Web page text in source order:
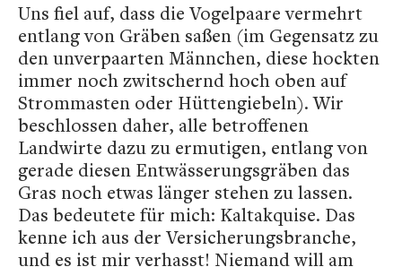
Uns fiel auf, dass die Vogelpaare vermehrt
entlang von Gräben saßen (im Gegensatz zu
den unverpaarten Männchen, diese hockten
immer noch zwitschernd hoch oben auf
Strommasten oder Hüttengiebeln). Wir
beschlossen daher, alle betroffenen
Landwirte dazu zu ermutigen, entlang von
gerade diesen Entwässerungsgräben das
Gras noch etwas länger stehen zu lassen.
Das bedeutete für mich: Kaltakquise. Das
kenne ich aus der Versicherungsbranche,
und es ist mir verhasst! Niemand will am